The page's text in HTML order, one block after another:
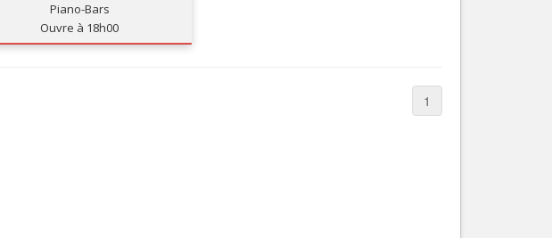
Piano-Bars
Ouvre à 18h00
1